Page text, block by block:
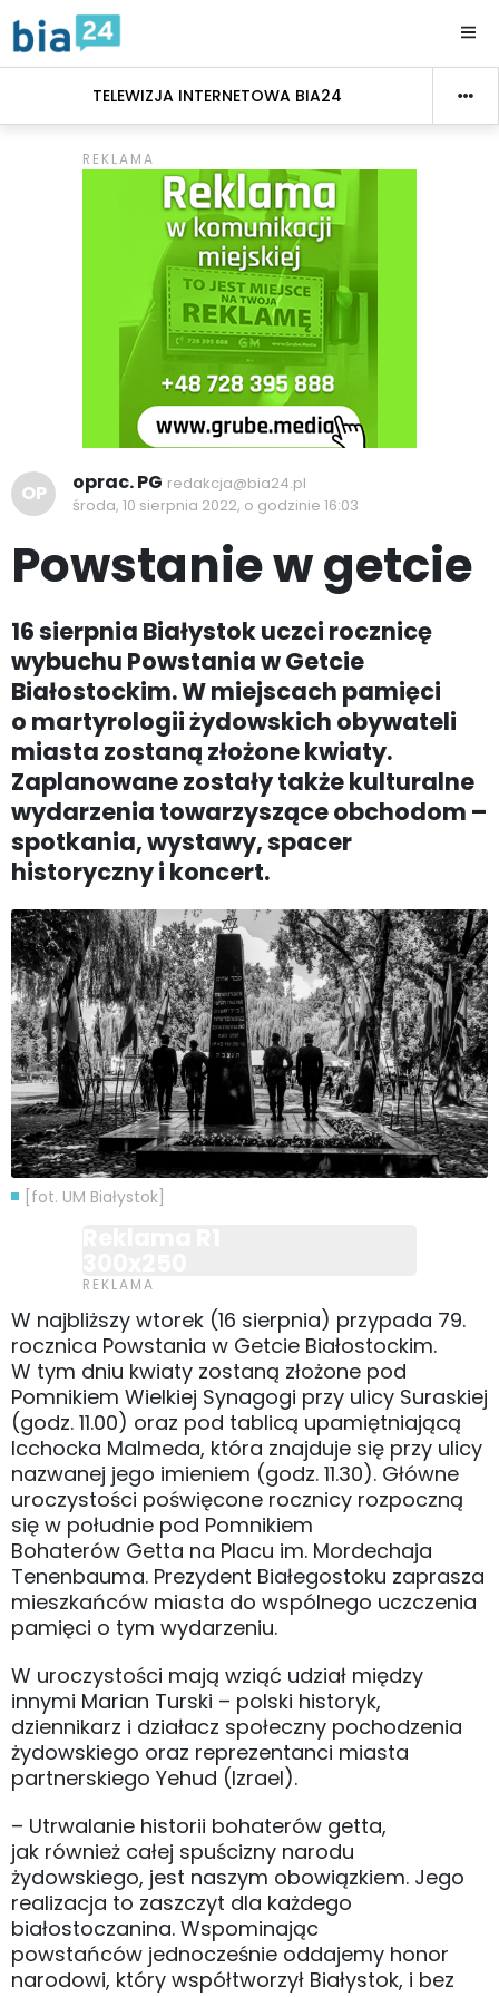
TELEWIZJA INTERNETOWA BIA24
OP oprac. PG redakcja@bia24.pl
środa, 10 sierpnia 2022, o godzinie 16:03
Powstanie w getcie
16 sierpnia Białystok uczci rocznicę
wybuchu Powstania w Getcie
Białostockim. W miejscach pamięci
o martyrologii żydowskich obywateli
miasta zostaną złożone kwiaty.
Zaplanowane zostały także kulturalne
wydarzenia towarzyszące obchodom –
spotkania, wystawy, spacer
historyczny i koncert.
[fot. UM Białystok]
W najbliższy wtorek (16 sierpnia) przypada 79.
rocznica Powstania w Getcie Białostockim.
W tym dniu kwiaty zostaną złożone pod
Pomnikiem Wielkiej Synagogi przy ulicy Suraskiej
(godz. 11.00) oraz pod tablicą upamiętniającą
Icchocka Malmeda, która znajduje się przy ulicy
nazwanej jego imieniem (godz. 11.30). Główne
uroczystości poświęcone rocznicy rozpoczną
się w południe pod Pomnikiem
Bohaterów Getta na Placu im. Mordechaja
Tenenbauma. Prezydent Białegostoku zaprasza
mieszkańców miasta do wspólnego uczczenia
pamięci o tym wydarzeniu.
W uroczystości mają wziąć udział między
innymi Marian Turski – polski historyk,
dziennikarz i działacz społeczny pochodzenia
żydowskiego oraz reprezentanci miasta
partnerskiego Yehud (Izrael).
– Utrwalanie historii bohaterów getta,
jak również całej spuścizny narodu
żydowskiego, jest naszym obowiązkiem. Jego
realizacja to zaszczyt dla każdego
białostoczanina. Wspominając
powstańców jednocześnie oddajemy honor
narodowi, który współtworzył Białystok, i bez